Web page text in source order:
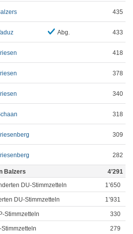
435
Abg. 433
418
378
340
318
309
282
Balzers
4’291
DU-Stimmzetteln
1’650
DU-Stimmzetteln 1’931
Stimmzetteln 330
279